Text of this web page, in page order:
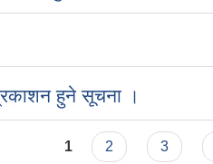
हुने सूचना ।
1 2 3